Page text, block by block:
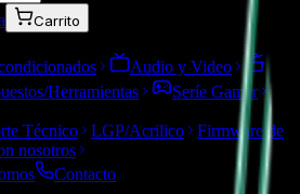
Carrito
Audio y Video
Herramientas
Seríe Gamer
Técnico LGP/Acrilico
Firmware de
nosotros
Contacto